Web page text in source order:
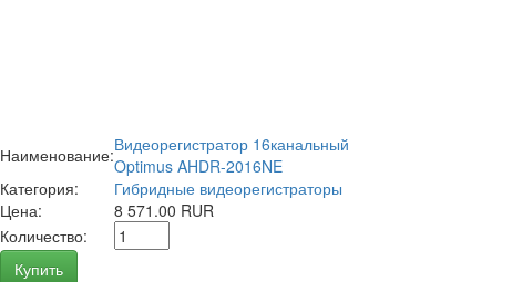
Наименование:Видеорегистратор 16канальный
Optimus AHDR-2016NE
Категория:
Гибридные видеорегистраторы
Цена:
8 571.00 RUR
Количество:
Купить